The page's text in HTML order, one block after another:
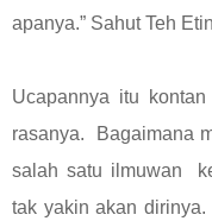
apanya.” Sahut Teh
Ucapannya itu
rasanya. Bagaimana
salah satu ilmuwan
tak yakin akan